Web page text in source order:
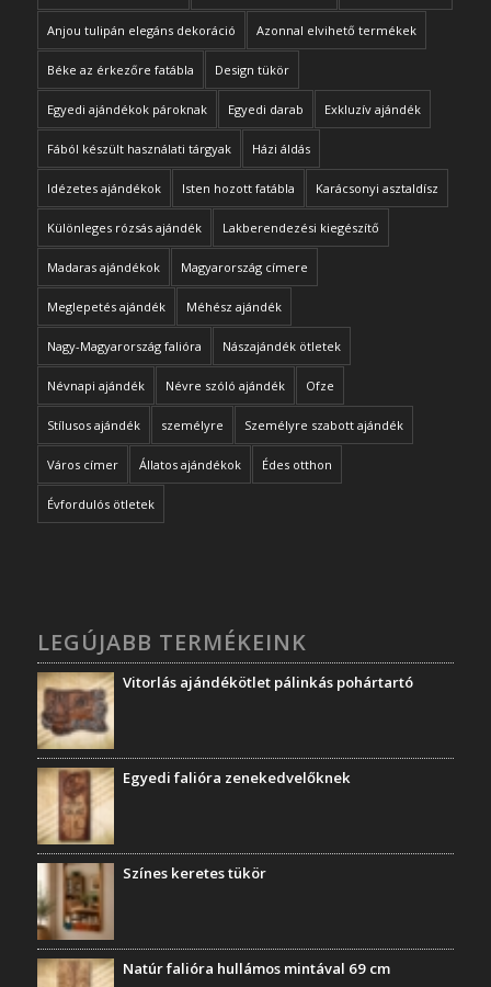
Anjou tulipán elegáns dekoráció Azonnal elvihető termékek
Béke az érkezőre fatábla Design tükör
Egyedi ajándékok pároknak Egyedi darab Exkluzív ajándék
Fából készült használati tárgyak Házi áldás
Idézetes ajándékok Isten hozott fatábla Karácsonyi asztaldísz
Különleges rózsás ajándék Lakberendezési kiegészítő
Madaras ajándékok Magyarország címere
Meglepetés ajándék Méhész ajándék
Nagy-Magyarország falióra Nászajándék ötletek
Névnapi ajándék Névre szóló ajándék Ofze
Stílusos ajándék személyre Személyre szabott ajándék
Város címer Állatos ajándékok Édes otthon
Évfordulós ötletek
LEGÚJABB TERMÉKEINK
Vitorlás ajándékötlet pálinkás pohártartó
Egyedi falióra zenekedvelőknek
Színes keretes tükör
Natúr falióra hullámos mintával 69 cm